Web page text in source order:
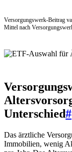
Versorgungswerk-Beitrag
Mittel nach
Unterschied#
Das ärztliche
Immobilien, wenig